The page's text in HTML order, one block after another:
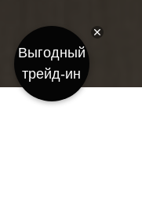
Выгодный
трейд-ин